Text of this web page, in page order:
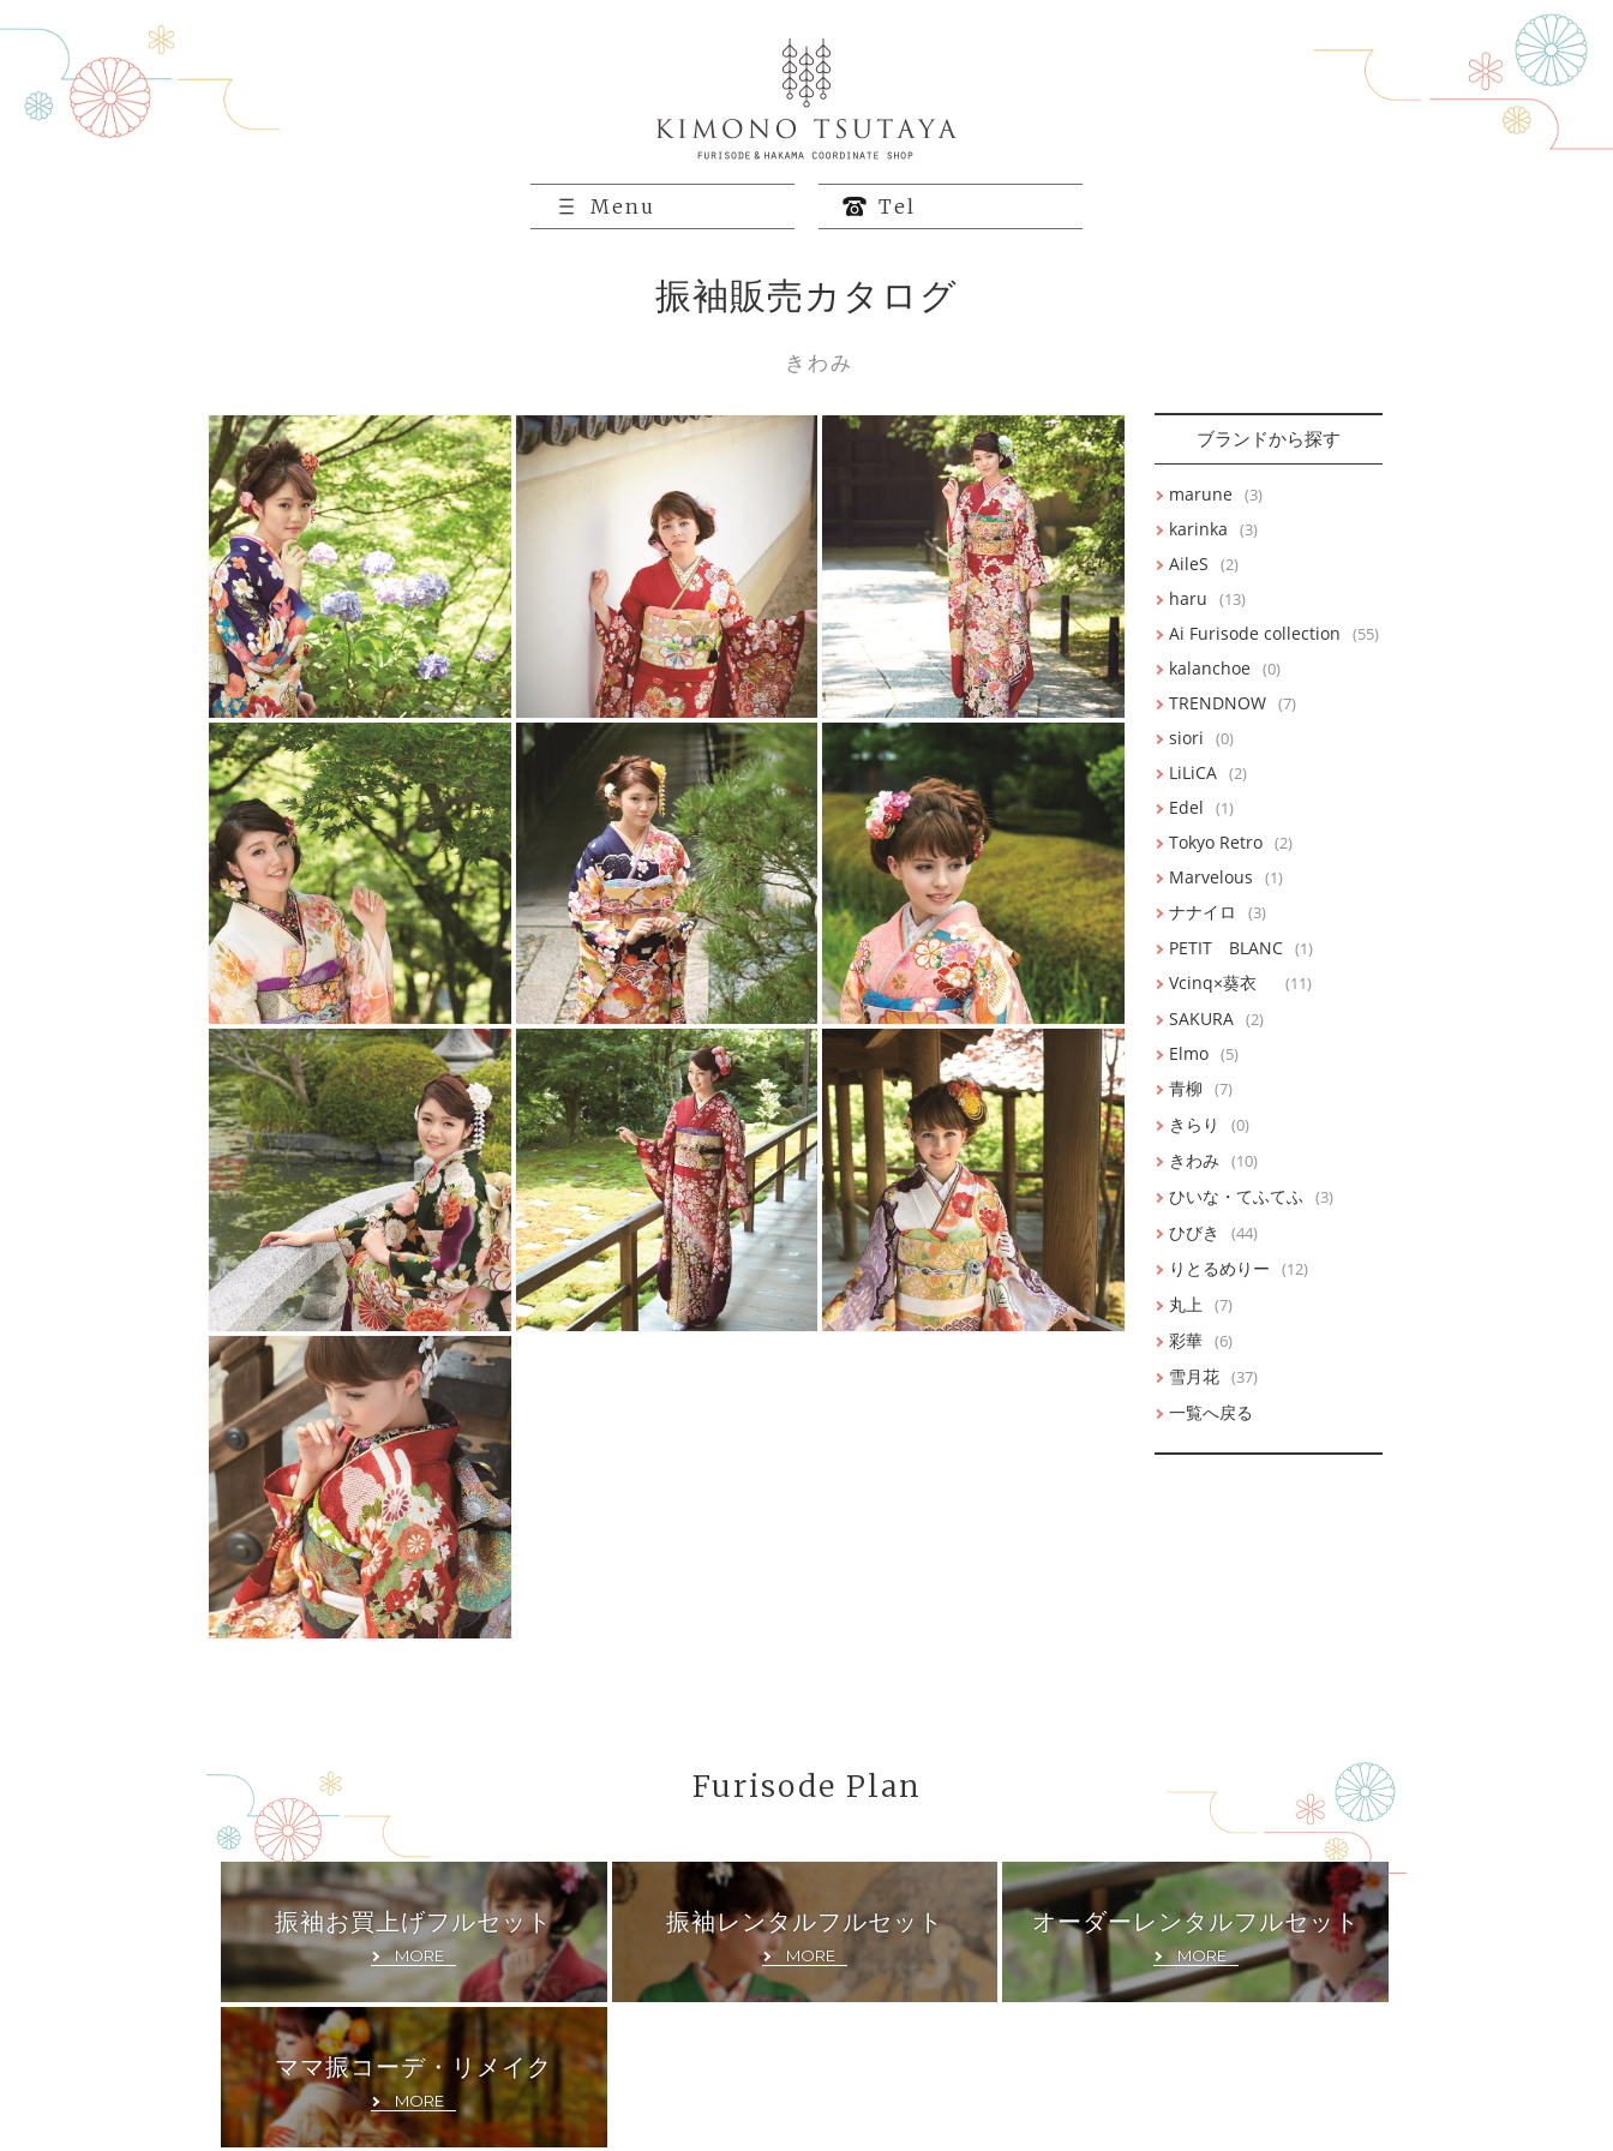
Menu Tel
振袖販売カタログ
きわみ
ブランドから探す
marune (3)
karinka (3)
AileS (2)
haru (13)
Ai Furisode collection (55)
kalanchoe (0)
TRENDNOW (7)
siori (0)
LiLiCA (2)
Edel (1)
Tokyo Retro (2)
Marvelous (1)
ナナイロ (3)
PETIT BLANC (1)
Vcinq×葵衣 (11)
SAKURA (2)
Elmo (5)
青柳 (7)
きらり (0)
きわみ (10)
ひいな・てふてふ (3)
ひびき (44)
りとるめりー (12)
丸上 (7)
彩華 (6)
雪月花 (37)
一覧へ戻る
Furisode Plan
振袖お買上げフルセット
MORE
振袖レンタルフルセット
MORE
オーダーレンタルフルセット
MORE
ママ振コーデ・リメイク
MORE